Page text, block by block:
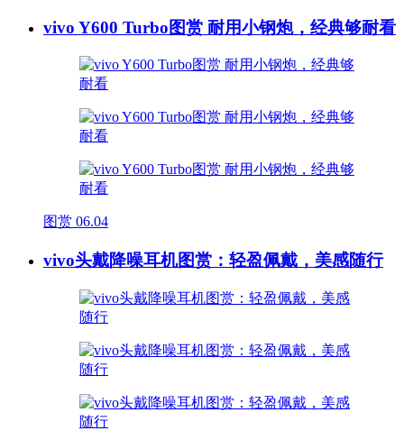
vivo Y600 Turbo图赏 耐用小钢炮，经典够耐看
图赏 06.04
vivo头戴降噪耳机图赏：轻盈佩戴，美感随行